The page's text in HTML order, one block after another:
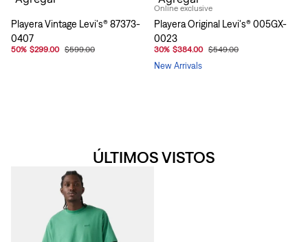
Playera Vintage Levi's® 87373-
0407
50% $299.00 $599.00
Online exclusive
Playera Original Levi's® 005GX-
0023
30% $384.00 $549.00
New Arrivals
ÚLTIMOS VISTOS